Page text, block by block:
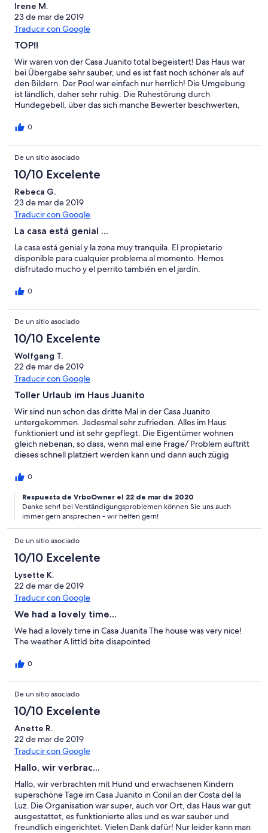
Irene M.
23 de mar de 2019
Traducir con Google
TOP!!
Wir waren von der Casa Juanito total begeistert! Das Haus war
bei Übergabe sehr sauber, und es ist fast noch schöner als auf
den Bildern. Der Pool war einfach nur herrlich! Die Umgebung
ist ländlich, daher sehr ruhig. Die Ruhestörung durch
Hundegebell, über das sich manche Bewerter beschwerten,
auch wenn in der Küche das eine oder anderer kleine
Meinung der schönste!) Strand ist mit dem Rad in ca. 20-25
Minuten durch die schönen Pinienwälder zu erreichen (Urb.
Roche). Dort ist auch ein toller Kletterpark! Das Haus können wir
absolut weiter empfehlen! Eine kleine Anmerkung vielleicht:
eine Infomappe über die Umgebung wäre super. Man ist am
ersten Tag etwas orientierungslos. Aber es gibt ja Google.maps.
Hervorzuheben ist die sehr freundliche Vermittlung. Vielen
0
De un sitio asociado
10/10 Excelente
Rebeca G.
23 de mar de 2019
Traducir con Google
La casa está genial ...
La casa está genial y la zona muy tranquila. El propietario
disponible para cualquier problema al momento. Hemos
disfrutado mucho y el perrito también en el jardín.
0
De un sitio asociado
10/10 Excelente
Wolfgang T.
22 de mar de 2019
Traducir con Google
Toller Urlaub im Haus Juanito
Wir sind nun schon das dritte Mal in der Casa Juanito
untergekommen. Jedesmal sehr zufrieden. Alles im Haus
funktioniert und ist sehr gepflegt. Die Eigentümer wohnen
gleich nebenan, so dass, wenn mal eine Frage/ Problem auftritt
dieses schnell platziert werden kann und dann auch zügig
würde, da der Eigentümer ausschließlich spanisch spricht und
ist. Dies wird aber durch ein sehr freundliches und
unkompliziertes Handeln des Eigentümers voll kompensiert. Voll
auf zufrieden, bis zum nächste Mal.
0
Respuesta de VrboOwner el 22 de mar de 2020
Danke sehr! bei Verständigungsproblemen können Sie uns auch
immer gern ansprechen - wir helfen gern!
De un sitio asociado
10/10 Excelente
Lysette K.
22 de mar de 2019
Traducir con Google
We had a lovely time...
We had a lovely time in Casa Juanita The house was very nice!
The weather A littld bite disapointed
0
De un sitio asociado
10/10 Excelente
Anette R.
22 de mar de 2019
Traducir con Google
Hallo, wir verbrac...
Hallo, wir verbrachten mit Hund und erwachsenen Kindern
superschöne Tage im Casa Juanito in Conil an der Costa del la
Luz. Die Organisation war super, auch vor Ort, das Haus war gut
ausgestattet, es funktionierte alles und es war sauber und
freundlich eingerichtet. Vielen Dank dafür! Nur leider kann man